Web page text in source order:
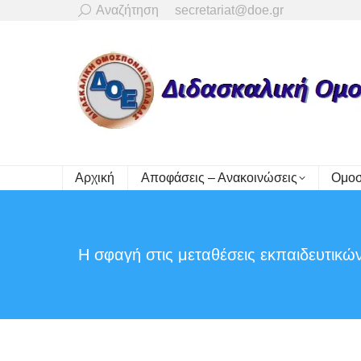
Search:
Αναζήτηση secretariat@doe.gr
Αρχική Αποφάσεις – Ανακοινώσεις
Η σφαγή στις μεταθέσεις